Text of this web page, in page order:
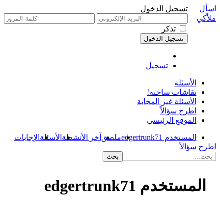
تسجيل الدخول
تذكر
تسجيل
اسأل
ملاًكي
الأسئلة
نقاشات ساخنة!
الأسئلة غير المجابة
اطرح سؤالاً
الموقع الرئيسي
المستخدم edgertrunk71 ملصق آخر الأنشطة الأسئلة الإجابات
اطرح سؤالاً
المستخدم edgertrunk71